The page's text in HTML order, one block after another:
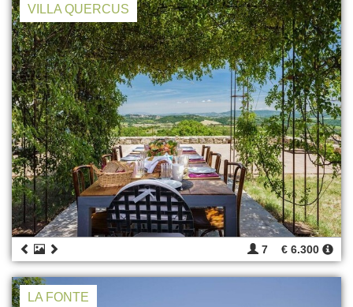
VILLA QUERCUS
7 € 6.300
LA FONTE